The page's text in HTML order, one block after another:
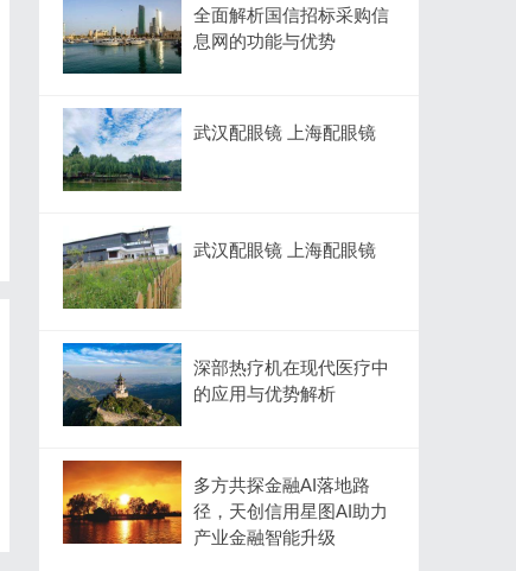
全面解析国信招标采购信
息网的功能与优势
武汉配眼镜 上海配眼镜
武汉配眼镜 上海配眼镜
深部热疗机在现代医疗中
的应用与优势解析
多方共探金融AI落地路
径，天创信用星图AI助力
产业金融智能升级